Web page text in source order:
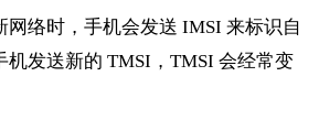
网络时，手机会发送 IMSI 来标识自
机发送新的 TMSI，TMSI 会经常变